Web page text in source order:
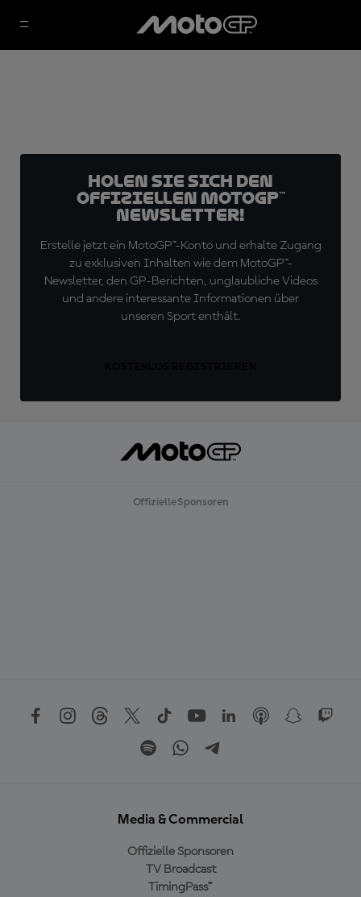
Holen Sie sich den
offiziellen MotoGP™
Newsletter!
Erstelle jetzt ein MotoGP™-Konto und erhalte Zugang
zu exklusiven Inhalten wie dem MotoGP™-
Newsletter, den GP-Berichten, unglaubliche Videos
und andere interessante Informationen über
unseren Sport enthält.
Offizielle Sponsoren
Media & Commercial
Offizielle Sponsoren
TV Broadcast
TimingPass™